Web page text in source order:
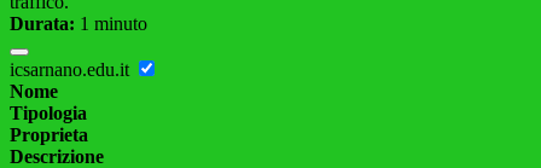
Durata: 1 minuto
icsarnano.edu.it
Nome
Tipologia
Proprieta
Descrizione